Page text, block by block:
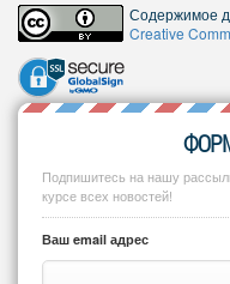
Содержимое
Creative
Подпишитесь на нашу
курсе всех новостей!
Ваш email адрес